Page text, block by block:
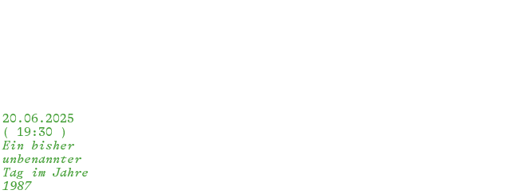
20.06.2025
19:30
Ein bisher
unbenannter
Tag im Jahre
1987